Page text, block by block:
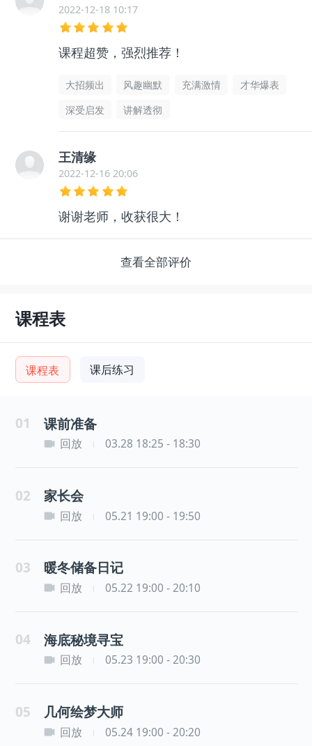
2022-12-18 10:17
课程超赞，强烈推荐！
大招频出 风趣幽默 充满激情
才华爆表
深受启发
讲解透彻
王清缘
2022-12-16 20:06
谢谢老师，收获很大！
查看全部评价
课程表
课程表 课后练习
01 课前准备
回放 03.28 18:25 - 18:30
02 家长会
回放 05.21 19:00 - 19:50
03 暖冬储备日记
回放 05.22 19:00 - 20:10
04 海底秘境寻宝
回放 05.23 19:00 - 20:30
05 几何绘梦大师
回放 05.24 19:00 - 20:20